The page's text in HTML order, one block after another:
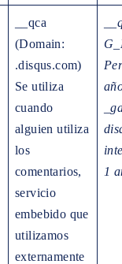
__qca
(Domain:
.disqus.com)
Se utiliza
cuando
alguien utiliza
los
comentarios,
servicio
embebido que
utilizamos
externamente
1